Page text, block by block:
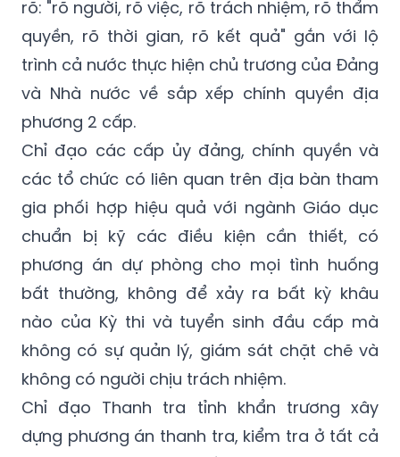
hành kế hoạch thực hiện tại địa phương
phân công nhiệm vụ cụ thể theo tinh thần 6
rõ: "rõ người, rõ việc, rõ trách nhiệm, rõ thẩm
quyền, rõ thời gian, rõ kết quả" gắn với lộ
trình cả nước thực hiện chủ trương của Đảng
và Nhà nước về sắp xếp chính quyền địa
phương 2 cấp.
Chỉ đạo các cấp ủy đảng, chính quyền và
các tổ chức có liên quan trên địa bàn tham
gia phối hợp hiệu quả với ngành Giáo dục
chuẩn bị kỹ các điều kiện cần thiết, có
phương án dự phòng cho mọi tình huống
bất thường, không để xảy ra bất kỳ khâu
nào của Kỳ thi và tuyển sinh đầu cấp mà
không có sự quản lý, giám sát chặt chẽ và
không có người chịu trách nhiệm.